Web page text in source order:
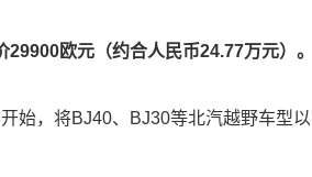
欧元（约合人民币24.77万元）。
始，将BJ40、BJ30等北汽越野车型以